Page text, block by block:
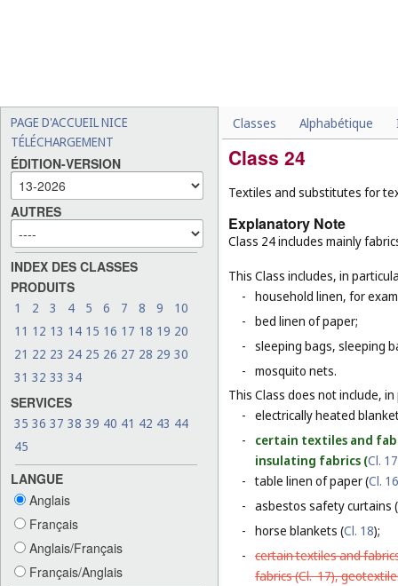
PAGE D'ACCUEIL NICE
TÉLÉCHARGEMENT
ÉDITION-VERSION
AUTRES
INDEX DES CLASSES
PRODUITS
1 2 3 4 5 6 7 8 9
10
11 12 13 14 15 16 17 18 19 20
21 22 23 24 25 26 27 28 29 30
31 32 33 34
SERVICES
35 36 37 38 39 40 41 42 43 44
45
LANGUE
Anglais
Français
Anglais/Français
Français/Anglais
Classes Alphabétique
Class 24
Textiles and substitutes for
Explanatory Note
Class 24 includes mainly
This Class includes, in
- household linen, for
- bed linen of paper;
- sleeping bags, sleeping
- mosquito nets.
This Class does not include,
- electrically heated
-
certain textiles and
insulating fabrics (Cl. 17
- table linen of paper (Cl. 16
- asbestos safety curtains (
- horse blankets (Cl. 18);
- certain textiles and
fabrics (Cl. 17),